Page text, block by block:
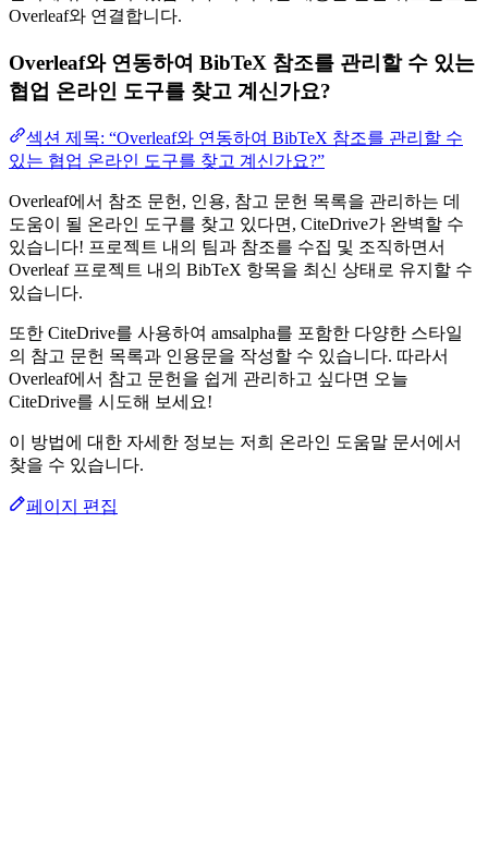
Overleaf와 연결합니다.
Overleaf와 연동하여 BibTeX 참조를 관리할 수 있는
협업 온라인 도구를 찾고 계신가요?
섹션 제목: “Overleaf와 연동하여 BibTeX 참조를 관리할 수
있는 협업 온라인 도구를 찾고 계신가요?”
Overleaf에서 참조 문헌, 인용, 참고 문헌 목록을 관리하는 데
도움이 될 온라인 도구를 찾고 있다면, CiteDrive가 완벽할 수
있습니다! 프로젝트 내의 팀과 참조를 수집 및 조직하면서
Overleaf 프로젝트 내의 BibTeX 항목을 최신 상태로 유지할 수
있습니다.
또한 CiteDrive를 사용하여 amsalpha를 포함한 다양한 스타일
의 참고 문헌 목록과 인용문을 작성할 수 있습니다. 따라서
Overleaf에서 참고 문헌을 쉽게 관리하고 싶다면 오늘
CiteDrive를 시도해 보세요!
이 방법에 대한 자세한 정보는 저희 온라인 도움말 문서에서
찾을 수 있습니다.
페이지 편집